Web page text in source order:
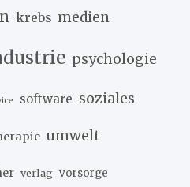
krebs medien
psychologie
software soziales
umwelt
verlag vorsorge